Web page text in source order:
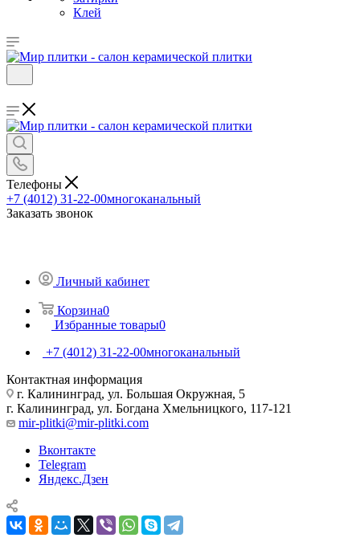
Клей
Телефоны
+7 (4012) 31-22-00многоканальный
Заказать звонок
Личный кабинет
Корзина0
Избранные товары0
+7 (4012) 31-22-00многоканальный
Контактная информация
г. Калининград, ул. Большая Окружная, 5
г. Калининград, ул. Богдана Хмельницкого, 117-121
mir-plitki@mir-plitki.com
Вконтакте
Telegram
Яндекс.Дзен